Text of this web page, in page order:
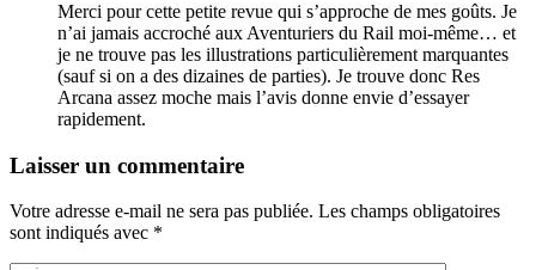
Merci pour cette petite revue qui s’approche de mes goûts. Je
n’ai jamais accroché aux Aventuriers du Rail moi-même… et
je ne trouve pas les illustrations particulièrement marquantes
(sauf si on a des dizaines de parties). Je trouve donc Res
Arcana assez moche mais l’avis donne envie d’essayer
rapidement.
Laisser un commentaire
Votre adresse e-mail ne sera pas publiée. Les champs obligatoires
sont indiqués avec *